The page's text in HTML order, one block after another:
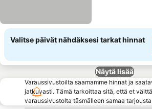
Valitse päivät nähdäksesi tarkat hinnat
Näytä lisää
Varaussivustoilta saamamme hinnat ja
jatkuvasti. Tämä tarkoittaa sitä, että et
varaussivustolta täsmälleen samaa